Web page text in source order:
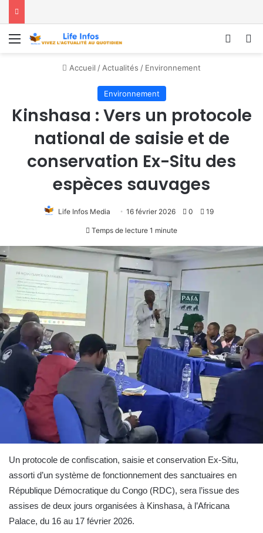
Menu
Accueil / Actualités / Environnement
Environnement
Kinshasa : Vers un protocole
national de saisie et de
conservation Ex-Situ des
espèces sauvages
Life Infos Media 16 février 2026 0 19
Temps de lecture 1 minute
Un protocole de confiscation, saisie et conservation Ex-Situ,
assorti d’un système de fonctionnement des sanctuaires en
République Démocratique du Congo (RDC), sera l’issue des
assises de deux jours organisées à Kinshasa, à l’Africana
Palace, du 16 au 17 février 2026.